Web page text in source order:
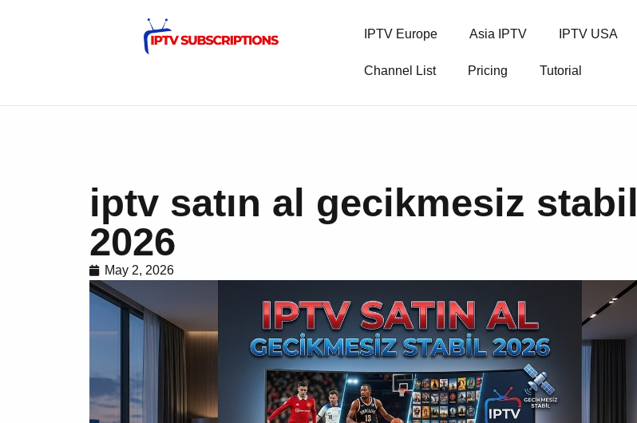
IPTV Europe Asia IPTV IPTV USA
Channel List Pricing Tutorial
iptv satın al gecikmesiz stabil
2026
May 2, 2026